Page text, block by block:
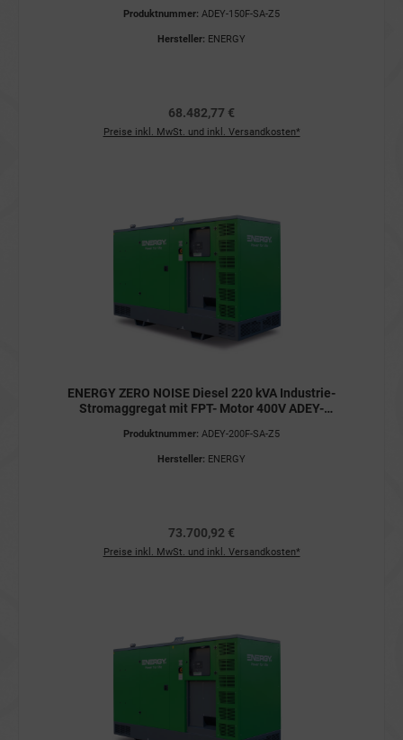
Produktnummer: ADEY-150F-SA-Z5
Hersteller: ENERGY
68.482,77 €
Preise inkl. MwSt. und inkl. Versandkosten*
ENERGY ZERO NOISE Diesel 220 kVA Industrie-
Stromaggregat mit FPT- Motor 400V ADEY-
Produktnummer: ADEY-200F-SA-Z5
Hersteller: ENERGY
73.700,92 €
Preise inkl. MwSt. und inkl. Versandkosten*